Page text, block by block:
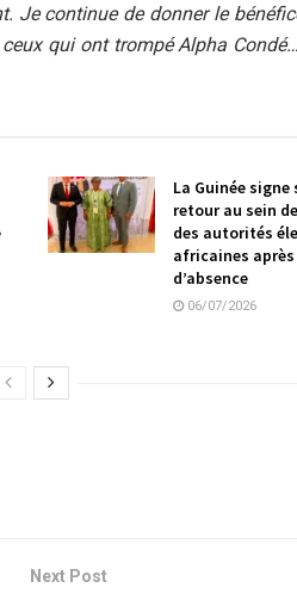
Je continue de donner le
ceux qui ont trompé Alpha
La Guinée
retour au sein
des autorités
africaines
d’absence
06/07/2026
Next Post